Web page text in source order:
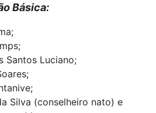
Básica:
Santos Luciano;
Silva (conselheiro nato) e